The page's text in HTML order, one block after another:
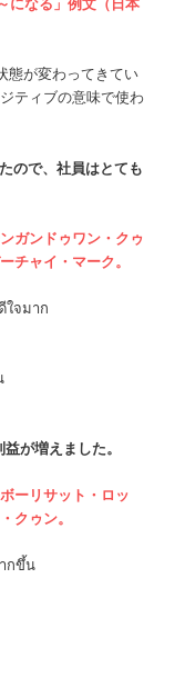
態が変わってきてい
ティブの意味で使わ
ので、社員はとても
ガンドゥワン・クゥ
チャイ・マーク。
ใจมาก
が増えました。
ーリサット・ロッ
クゥン。
กขึ้น